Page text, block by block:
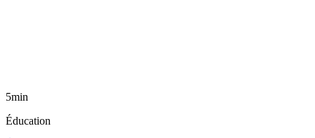
5min
Éducation